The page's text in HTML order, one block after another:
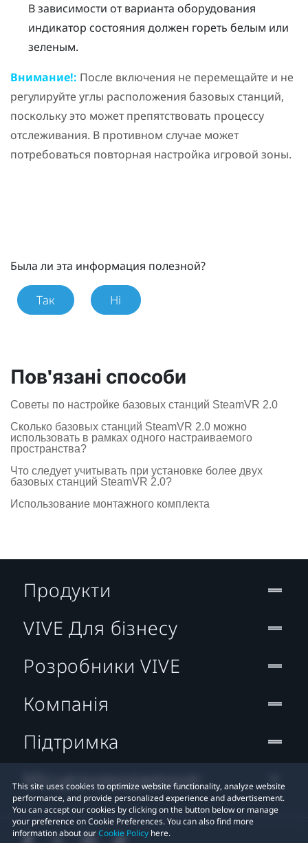
В зависимости от варианта оборудования
индикатор состояния должен гореть белым или
зеленым.
Внимание!: После включения не перемещайте и не
регулируйте углы расположения базовых станций,
поскольку это может препятствовать процессу
отслеживания. В противном случае может
потребоваться повторная настройка игровой зоны.
Была ли эта информация полезной?
Так Ні
Пов'язані способи
Советы по настройке базовых станций SteamVR 2.0
Сколько базовых станций SteamVR 2.0 можно
использовать в рамках одного настраиваемого
пространства?
Что следует учитывать при установке более двух
базовых станций SteamVR 2.0?
Использование монтажного комплекта
This site uses cookies to optimize website functionality, analyze website
performance, and provide personalized experience and advertisement.
You can accept our cookies by clicking on the button below or manage
your preference on Cookie Preferences. You can also find more
information about ourCookie Policy here.
Продукти
VIVE Для бізнесу
Розробники VIVE
Компанія
Підтримка
Місцезнаходження: